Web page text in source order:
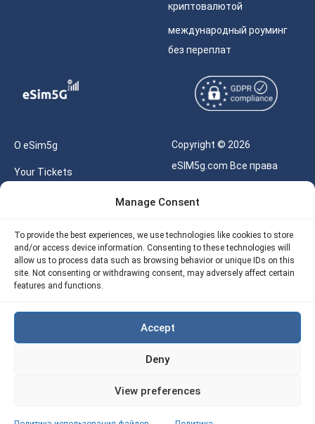
Manage Consent
To provide the best experiences, we use technologies like cookies to store
and/or access device information. Consenting to these technologies will
allow us to process data such as browsing behavior or unique IDs on this
site. Not consenting or withdrawing consent, may adversely affect certain
features and functions.
Accept
Deny
View preferences
криптовалютой
международный роуминг
без переплат
О eSim5g
Your Tickets
Калькулятор для eSIM
Политика возврата
eSIM5G
Copyright © 2026
eSIM5g.com Все права
Политика
конфиденциальности
Site Map